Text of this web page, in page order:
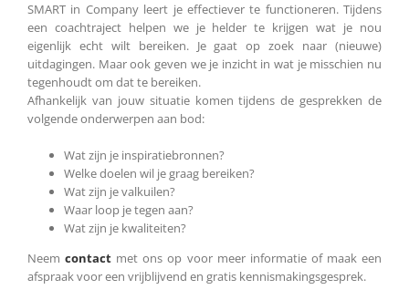
SMART in Company leert je effectiever te functioneren. Tijdens
een coachtraject helpen we je helder te krijgen wat je nou
eigenlijk echt wilt bereiken. Je gaat op zoek naar (nieuwe)
uitdagingen. Maar ook geven we je inzicht in wat je misschien nu
tegenhoudt om dat te bereiken.
Afhankelijk van jouw situatie komen tijdens de gesprekken de
volgende onderwerpen aan bod:
Wat zijn je inspiratiebronnen?
Welke doelen wil je graag bereiken?
Wat zijn je valkuilen?
Waar loop je tegen aan?
Wat zijn je kwaliteiten?
Neemcontact met ons op voor meer informatie of maak een
afspraak voor een vrijblijvend en gratis kennismakingsgesprek.